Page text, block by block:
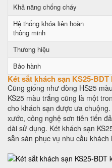
Khả năng chống cháy
Hệ thống khóa liên hoàn
thông minh
Thương hiệu
Bảo hành
Két sắt khách sạn KS25-
Cũng giống như dòng HS25
KS25 màu trắng cũng là một
cho khách sạn được ưa
xước, công nghệ sơn tiên tiến
dài sử dụng. Két khách sạn
sẵn sàn phục vụ nhu cầu khách